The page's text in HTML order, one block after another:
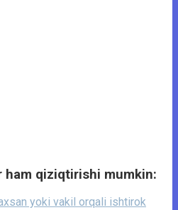
ham qiziqtirishi mumkin:
yoki vakil orqali ishtirok